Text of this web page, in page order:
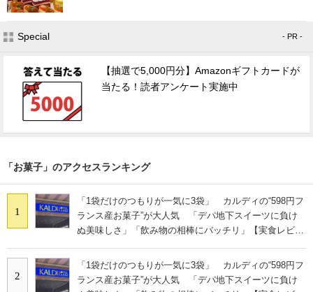
Special - PR -
【抽選で5,000円分】Amazonギフトカードが
当たる！読者アンケート実施中
「お菓子」のアクセスランキング
1
「1袋だけのつもりが一気に3袋」 カルディの“598円フ
ランス産お菓子”が大人気 「デパ地下スイーツに負け
ぬ美味しさ」「飲み物の相棒にバッチリ」【実食レビュ
2
「1袋だけのつもりが一気に3袋」 カルディの“598円フ
ランス産お菓子”が大人気 「デパ地下スイーツに負け